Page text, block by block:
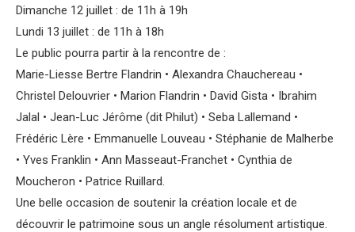
Dimanche 12 juillet : de 11h à 19h
Lundi 13 juillet : de 11h à 18h
Le public pourra partir à la rencontre de :
Marie-Liesse Bertre Flandrin • Alexandra Chauchereau •
Christel Delouvrier • Marion Flandrin • David Gista • Ibrahim
Jalal • Jean-Luc Jérôme (dit Philut) • Seba Lallemand •
Frédéric Lère • Emmanuelle Louveau • Stéphanie de Malherbe
• Yves Franklin • Ann Masseaut-Franchet • Cynthia de
Moucheron • Patrice Ruillard.
Une belle occasion de soutenir la création locale et de
découvrir le patrimoine sous un angle résolument artistique.